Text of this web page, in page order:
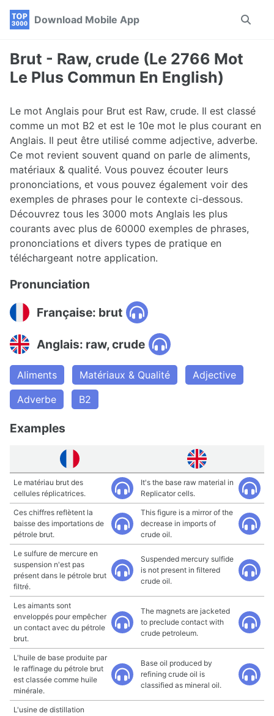
Skip
navigation
Skip
Skip
Download Mobile App
Toggle
Brut - Raw, crude (Le 2766 Mot
Le Plus Commun En English)
Le mot Anglais pour Brut est Raw, crude. Il est classé
comme un mot B2 et est le 10e mot le plus courant en
Anglais. Il peut être utilisé comme adjective, adverbe.
Ce mot revient souvent quand on parle de aliments,
matériaux & qualité. Vous pouvez écouter leurs
prononciations, et vous pouvez également voir des
exemples de phrases pour le contexte ci-dessous.
Découvrez tous les 3000 mots Anglais les plus
courants avec plus de 60000 exemples de phrases,
prononciations et divers types de pratique en
téléchargeant notre application.
Pronunciation
Française: brut
Anglais: raw, crude
Aliments Matériaux & Qualité
Adjective
Adverbe
B2
Examples
Le matériau brut des
cellules réplicatrices.
It's the base raw material in
Replicator cells.
Ces chiffres reflètent la
baisse des importations de
pétrole brut.
This figure is a mirror of the
decrease in imports of
crude oil.
Le sulfure de mercure en
suspension n'est pas
présent dans le pétrole brut
filtré.
Suspended mercury sulfide
is not present in filtered
crude oil.
Les aimants sont
enveloppés pour empêcher
un contact avec du pétrole
brut.
The magnets are jacketed
to preclude contact with
crude petroleum.
L'huile de base produite par
le raffinage du pétrole brut
est classée comme huile
minérale.
Base oil produced by
refining crude oil is
classified as mineral oil.
L'usine de distillation